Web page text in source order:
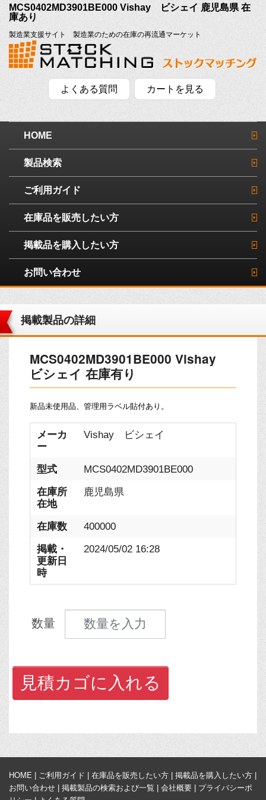
MCS0402MD3901BE000 Vishay ビシェイ 鹿児島県 在
庫あり
製造業支援サイト 製造業のための在庫の再流通マーケット
よくある質問 カートを見る
HOME
製品検索
ご利用ガイド
在庫品を販売したい方
掲載品を購入したい方
お問い合わせ
掲載製品の詳細
MCS0402MD3901BE000 Vishay
ビシェイ 在庫有り
新品未使用品、管理用ラベル貼付あり。
メーカ
ー
Vishay ビシェイ
型式
MCS0402MD3901BE000
在庫所
在地
鹿児島県
在庫数
400000
掲載・
更新日
時
2024/05/02 16:28
数量
見積数量
見積カゴに入れる
HOME | ご利用ガイド | 在庫品を販売したい方 | 掲載品を購入したい方 |
お問い合わせ | 掲載製品の検索および一覧 | 会社概要 | プライバシーポ